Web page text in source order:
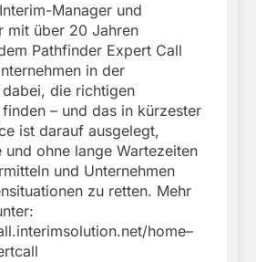
Manager und
mit über 20 Jahren
Pathfinder Expert Call
in der
die richtigen
– und das in kürzester
ist darauf ausgelegt,
und ohne lange Wartezeiten
und Unternehmen
zu retten. Mehr
home–